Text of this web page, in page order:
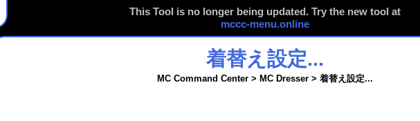
This Tool is no longer being updated. Try the new tool at
mccc-menu.online
着替え設定...
MC Command Center > MC Dresser > 着替え設定...